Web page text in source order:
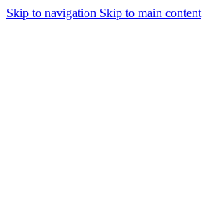
Skip to navigation Skip to main content